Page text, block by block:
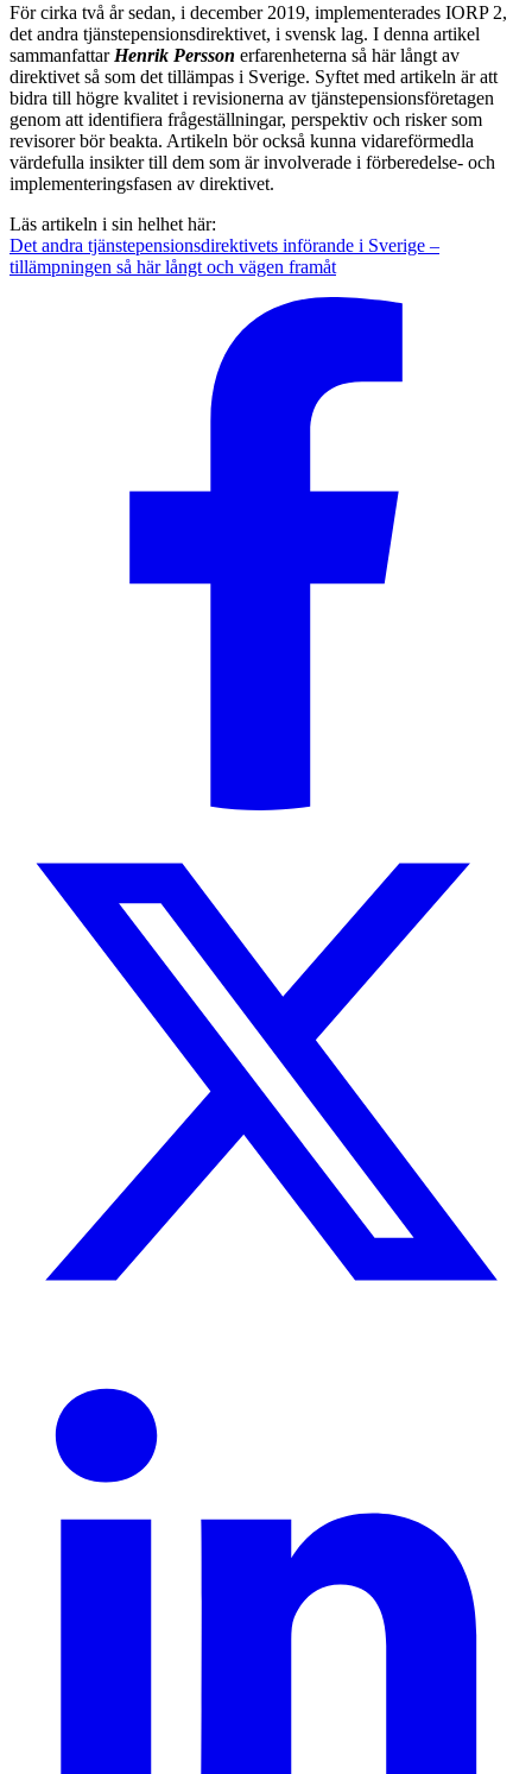
För cirka två år sedan, i december 2019, implementerades IORP 2,
det andra tjänstepensionsdirektivet, i svensk lag. I denna artikel
sammanfattar Henrik Persson erfarenheterna så här långt av
direktivet så som det tillämpas i Sverige. Syftet med artikeln är att
bidra till högre kvalitet i revisionerna av tjänstepensionsföretagen
genom att identifiera frågeställningar, perspektiv och risker som
revisorer bör beakta. Artikeln bör också kunna vidareförmedla
värdefulla insikter till dem som är involverade i förberedelse- och
implementeringsfasen av direktivet.
Läs artikeln i sin helhet här:
Det andra tjänstepensionsdirektivets införande i Sverige –
tillämpningen så här långt och vägen framåt